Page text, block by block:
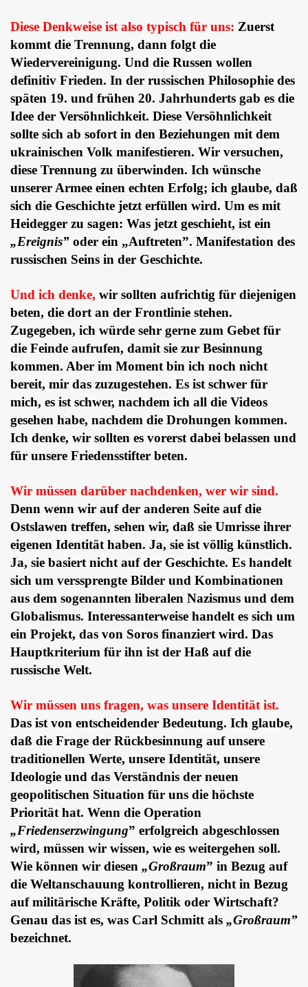
Diese Denkweise ist also typisch für uns: Zuerst
kommt die Trennung, dann folgt die
Wiedervereinigung. Und die Russen wollen
definitiv Frieden. In der russischen Philosophie des
späten 19. und frühen 20. Jahrhunderts gab es die
Idee der Versöhnlichkeit. Diese Versöhnlichkeit
sollte sich ab sofort in den Beziehungen mit dem
ukrainischen Volk manifestieren. Wir versuchen,
diese Trennung zu überwinden. Ich wünsche
unserer Armee einen echten Erfolg; ich glaube, daß
sich die Geschichte jetzt erfüllen wird. Um es mit
Heidegger zu sagen: Was jetzt geschieht, ist ein
„Ereignis” oder ein „Auftreten”. Manifestation des
russischen Seins in der Geschichte.
Und ich denke, wir sollten aufrichtig für diejenigen
beten, die dort an der Frontlinie stehen.
Zugegeben, ich würde sehr gerne zum Gebet für
die Feinde aufrufen, damit sie zur Besinnung
kommen. Aber im Moment bin ich noch nicht
bereit, mir das zuzugestehen. Es ist schwer für
mich, es ist schwer, nachdem ich all die Videos
gesehen habe, nachdem die Drohungen kommen.
Ich denke, wir sollten es vorerst dabei belassen und
für unsere Friedensstifter beten.
Wir müssen darüber nachdenken, wer wir sind.
Denn wenn wir auf der anderen Seite auf die
Ostslawen treffen, sehen wir, daß sie Umrisse ihrer
eigenen Identität haben. Ja, sie ist völlig künstlich.
Ja, sie basiert nicht auf der Geschichte. Es handelt
sich um verssprengte Bilder und Kombinationen
aus dem sogenannten liberalen Nazismus und dem
Globalismus. Interessanterweise handelt es sich um
ein Projekt, das von Soros finanziert wird. Das
Hauptkriterium für ihn ist der Haß auf die
russische Welt.
Wir müssen uns fragen, was unsere Identität ist.
Das ist von entscheidender Bedeutung. Ich glaube,
daß die Frage der Rückbesinnung auf unsere
traditionellen Werte, unsere Identität, unsere
Ideologie und das Verständnis der neuen
geopolitischen Situation für uns die höchste
Priorität hat. Wenn die Operation
„Friedenserzwingung” erfolgreich abgeschlossen
wird, müssen wir wissen, wie es weitergehen soll.
Wie können wir diesen „Großraum” in Bezug auf
die Weltanschauung kontrollieren, nicht in Bezug
auf militärische Kräfte, Politik oder Wirtschaft?
Genau das ist es, was Carl Schmitt als „Großraum”
bezeichnet.